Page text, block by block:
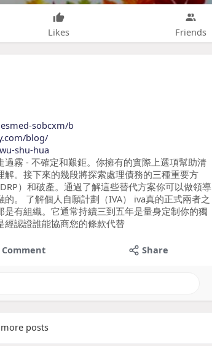
Likes Friends
sobcxm/b
blog/
shu-hua
霧 - 不確定和艱鉅。你擁有的實際上選項幫助清
。接下來的幾段將探索處理債務的三種重要方
）和破產。通過了解這些替代方案你可以做領導
。 了解個人自願計劃（IVA） iva真的正式兩者之
有組織。它通常持續三到五年是量身定制你的獨
經認證誰能協商您的條款代替
Comment Share
posts